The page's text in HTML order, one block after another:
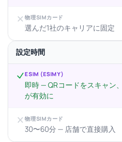
物理SIMカード
選んだ1社のキャリアに固定
設定時間
ESIM (ESIMY)
即時 — QRコードをスキャン
が有効に
物理SIMカード
30〜60分 — 店舗で直接購入